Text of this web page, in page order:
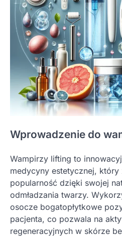
Wprowadzenie do
Wampirzy lifting to
medycyny estetycznej,
popularność dzięki swojej
odmładzania twarzy.
osocze bogatopłytkowe
pacjenta, co pozwala na
regeneracyjnych w skórze